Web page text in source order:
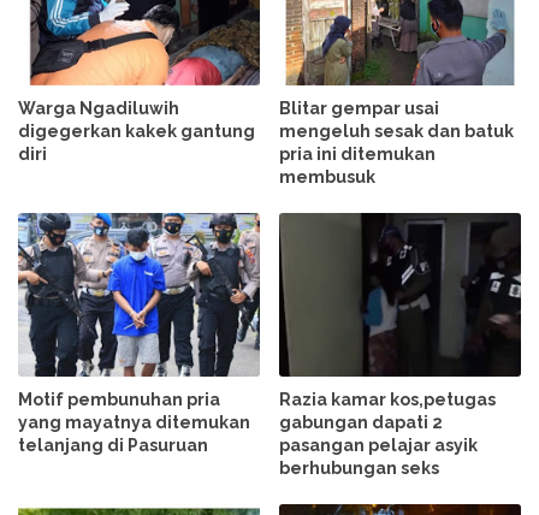
Warga Ngadiluwih
digegerkan kakek gantung
diri
Blitar gempar usai
mengeluh sesak dan batuk
pria ini ditemukan
membusuk
Motif pembunuhan pria
yang mayatnya ditemukan
telanjang di Pasuruan
Razia kamar kos,petugas
gabungan dapati 2
pasangan pelajar asyik
berhubungan seks